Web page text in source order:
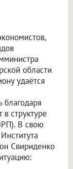
области
удаётся
структуре
В свою
Свириденко